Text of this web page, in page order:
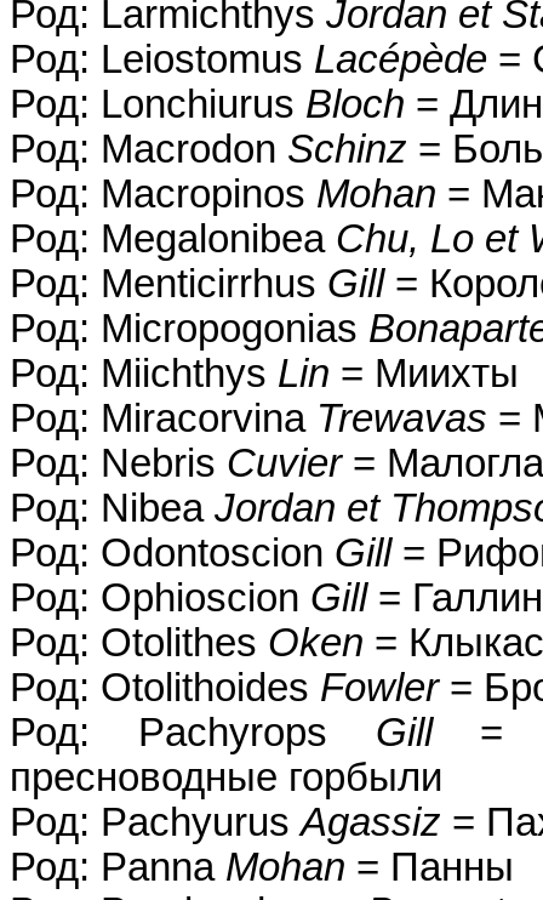
Род: Larmichthys Jordan et
Род: Leiostomus Lacépède =
Род: Lonchiurus Bloch =
Род: Macrodon Schinz =
Род: Macropinos Mohan =
Род: Megalonibea Chu, Lo et
Род: Menticirrhus Gill=
Род: Micropogonias
Род: Miichthys Lin = Миихты
Род: Miracorvina Trewavas =
Род: Nebris Cuvier=
Род: Nibea Jordan et
Род: Odontoscion Gill=
Род: Ophioscion Gill=
Род: Otolithes Oken =
Род: Otolithoides Fowler=
Род: Pachyrops Gill=
пресноводные горбыли
Род: PachyurusAgassiz =
Род: Panna Mohan = Панны